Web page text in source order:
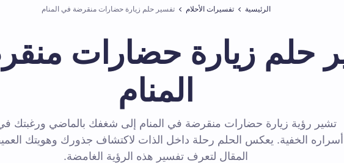
الرئيسية تفسيرات الأحلام تفسير حلم زيارة حضارات منقرضة في المنام
حلم زيارة حضارات
المنام
تشير رؤية زيارة حضارات منقرضة في المنام إلى شغفك بالماضي ورغبتك
أسراره الخفية. يعكس الحلم رحلة داخل الذات لاكتشاف جذورك وهويتك
المقال لتعرف تفسير هذه الرؤية الغامضة.